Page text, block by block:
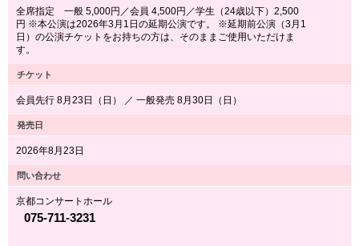
全席指定 一般 5,000円／会員 4,500円／学生（24歳以下）2,500
円 ※本公演は2026年3月1日の延期公演です。 ※延期前公演（3月1
日）の公演チケットをお持ちの方は、そのままご使用いただけま
す。
チケット
会員先行 8月23日（日） ／ 一般発売 8月30日（日）
発売日
2026年8月23日
問い合わせ
京都コンサートホール
075-711-3231